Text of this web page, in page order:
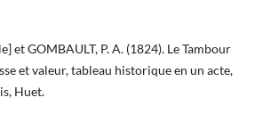
et GOMBAULT, P. A. (1824). Le Tambour
et valeur, tableau historique en un acte,
Huet.